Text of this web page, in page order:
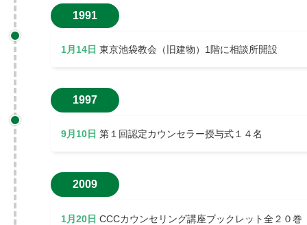
1991
1月14日 東京池袋教会（旧建物）1階に相談所開設
1997
9月10日 第１回認定カウンセラー授与式１４名
2009
1月20日 CCCカウンセリング講座ブックレット全２０巻